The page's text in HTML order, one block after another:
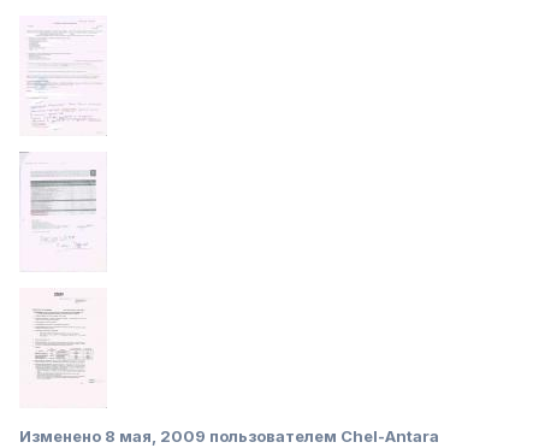
Изменено 8 мая, 2009 пользователем Chel-Antara